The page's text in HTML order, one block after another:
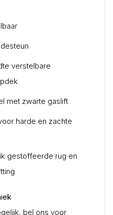
verstelbare
met zwarte gaslift
harde en zachte
gestoffeerde rug en
bel ons voor